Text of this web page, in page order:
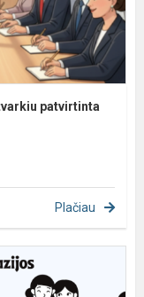
patvirtinta
Plačiau